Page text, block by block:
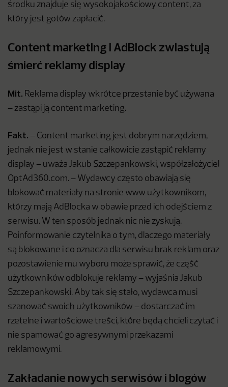
środku znajduje się wysokojakościowy content, za
który jest gotów zapłacić.
Content marketing i AdBlock zwiastują
śmierć reklamy display
Mit. Reklama display wkrótce przestanie być używana
– zastąpi ją content marketing.
Fakt. – Content marketing jest dobrym narzędziem,
jednak nie jest w stanie całkowicie zastąpić reklamy
display – uważa Jakub Szczepankowski, współzałożyciel
OptAd360.com. – Wydawcy często obawiają się
blokować materiały na stronie www użytkownikom,
którzy mają AdBlocka w obawie przed ich odejściem z
serwisu. W ten sposób jednak nic nie zyskują.
Poinformowanie czytelnika o tym, dlaczego materiały
są blokowane i co oznacza dla serwisu brak reklam oraz
pozostawienie mu wyboru może sprawić, że część
użytkowników odblokuje reklamy – wyjaśnia Jakub
Szczepankowski. Aby tak się stało, wydawca musi
szanować swoich użytkowników – dostarczać im
rzetelne i wartościowe treści, które będą chcieli czytać i
nie spamować go agresywnymi przekazami
reklamowymi.
Zakładanie nowych serwisów i blogów